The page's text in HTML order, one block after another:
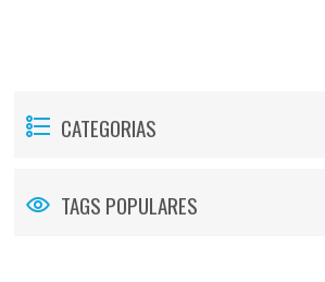
CATEGORIAS
TAGS POPULARES